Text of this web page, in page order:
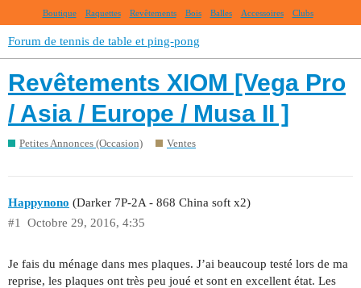
Boutique Raquettes Revêtements Bois Balles Accessoires Clubs
Forum de tennis de table et ping-pong
Revêtements XIOM [Vega Pro
/ Asia / Europe / Musa II ]
Petites Annonces (Occasion) Ventes
Happynono (Darker 7P-2A - 868 China soft x2)
Octobre 29, 2016, 4:35
#1
Je fais du ménage dans mes plaques. J’ai beaucoup testé lors de ma
reprise, les plaques ont très peu joué et sont en excellent état. Les